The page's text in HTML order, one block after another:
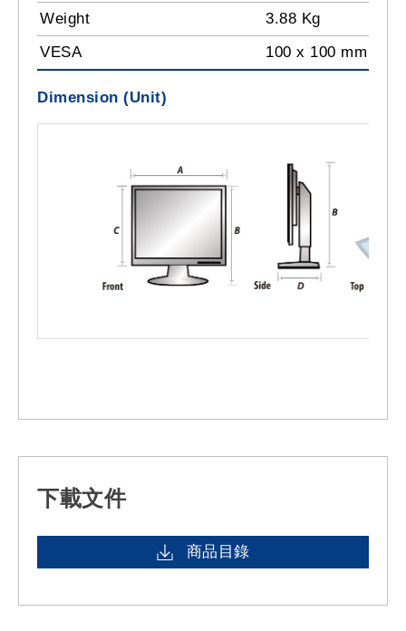
Weight
3.88 Kg
VESA
100 x 100 mm
Dimension (Unit)
下載文件
商品目錄